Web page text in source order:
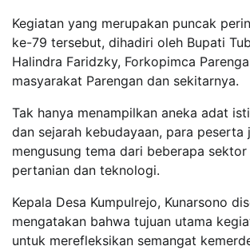
Kegiatan yang merupakan puncak
ke-79 tersebut, dihadiri oleh Bupati
Halindra Faridzky, Forkopimca
masyarakat Parengan dan sekitarnya.
Tak hanya menampilkan aneka adat
dan sejarah kebudayaan, para peserta
mengusung tema dari beberapa
pertanian dan teknologi.
Kepala Desa Kumpulrejo, Kunarsono
mengatakan bahwa tujuan utama
untuk merefleksikan semangat